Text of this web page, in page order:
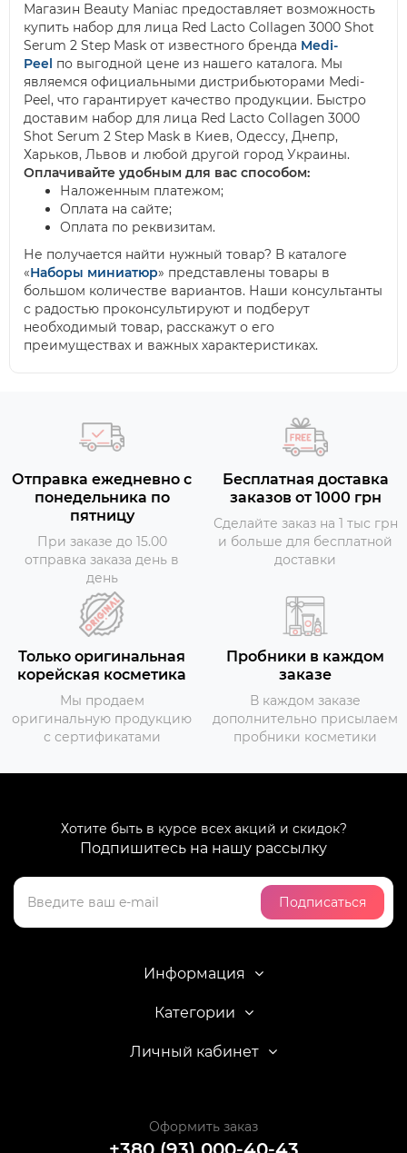
Магазин Beauty Maniac предоставляет возможность
купить набор для лица Red Lacto Collagen 3000 Shot
Serum 2 Step Mask от известного бренда Medi-
Peel по выгодной цене из нашего каталога. Мы
являемся официальными дистрибьюторами Medi-
Peel, что гарантирует качество продукции. Быстро
доставим набор для лица Red Lacto Collagen 3000
Shot Serum 2 Step Mask в Киев, Одессу, Днепр,
Харьков, Львов и любой другой город Украины.
Оплачивайте удобным для вас способом:
Наложенным платежом;
Оплата на сайте;
Оплата по реквизитам.
Не получается найти нужный товар? В каталоге
«Наборы миниатюр» представлены товары в
большом количестве вариантов. Наши консультанты
с радостью проконсультируют и подберут
необходимый товар, расскажут о его
преимуществах и важных характеристиках.
Отправка ежедневно с
понедельника по
пятницу
При заказе до 15.00
отправка заказа день в
день
Бесплатная доставка
заказов от 1000 грн
Сделайте заказ на 1 тыс грн
и больше для бесплатной
доставки
Только оригинальная
корейская косметика
Мы продаем
оригинальную продукцию
с сертификатами
Пробники в каждом
заказе
В каждом заказе
дополнительно присылаем
пробники косметики
Хотите быть в курсе всех акций и скидок?
Подпишитесь на нашу рассылку
Подписаться
Информация
Категории
Личный кабинет
Оформить заказ